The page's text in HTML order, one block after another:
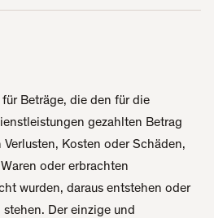
Beträge, die den für die
gezahlten Betrag
Kosten oder Schäden,
oder erbrachten
wurden, daraus entstehen oder
Der einzige und